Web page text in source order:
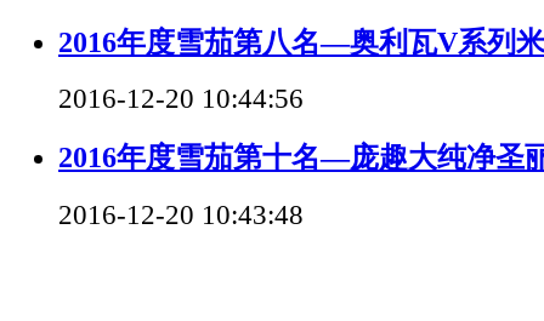
2016年度雪茄第八名—奥利瓦V系列
2016-12-20 10:44:56
2016年度雪茄第十名—庞趣大纯净圣
2016-12-20 10:43:48